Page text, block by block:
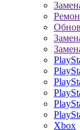
Xbox